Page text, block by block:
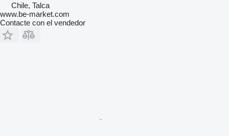
Chile, Talca
www.be-market.com
Contacte con el vendedor